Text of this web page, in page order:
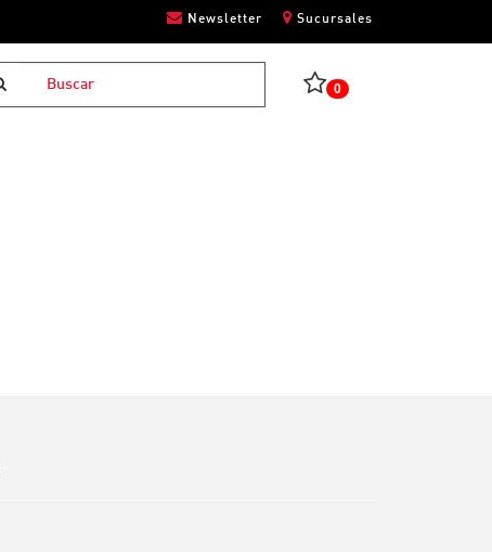
Newsletter Sucursales
0